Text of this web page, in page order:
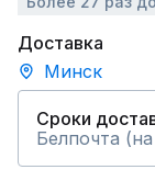
Доставка
Минск
Сроки
Белпочта